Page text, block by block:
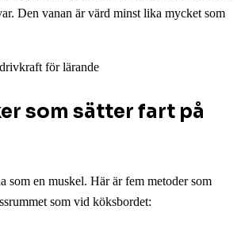
Den vanan är värd minst lika mycket som
som sätter fart på
som en muskel. Här är fem metoder som
som vid köksbordet: